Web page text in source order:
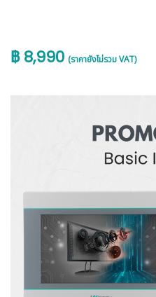
฿ 8,990 (ราคายังไม่รวม VAT)